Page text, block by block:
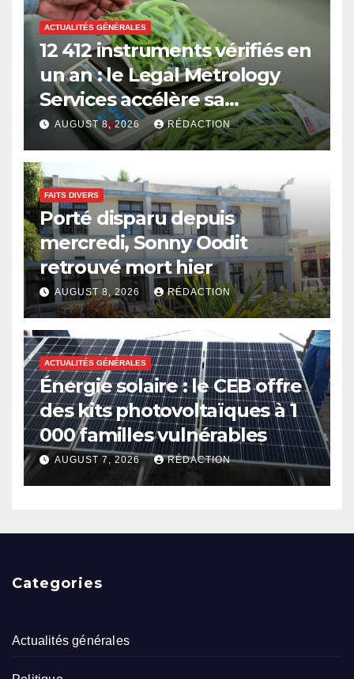
ACTUALITÉS GÉNÉRALES
12 412 instruments vérifiés en
un an : le Legal Metrology
Services accélère sa
modernisation
AUGUST 8, 2026 RÉDACTION
FAITS DIVERS
Porté disparu depuis
mercredi, Sonny Oodit
retrouvé mort hier
AUGUST 8, 2026 RÉDACTION
ACTUALITÉS GÉNÉRALES
Énergie solaire : le CEB offre
des kits photovoltaïques à 1
000 familles vulnérables
AUGUST 7, 2026 RÉDACTION
Categories
Actualités générales